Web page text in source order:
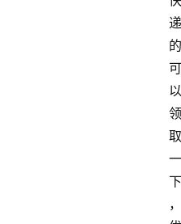
递
的
可
以
领
取
一
下
，